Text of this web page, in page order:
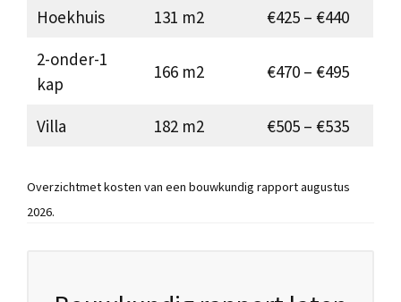
Hoekhuis 131 m2
€425 – €440
2-onder-1
kap
166 m2 €470 – €495
Villa 182 m2 €505 – €535
Overzichtmet kosten van een bouwkundig rapport augustus
2026.